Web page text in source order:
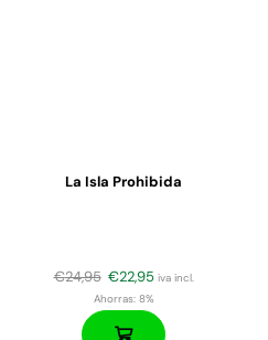
La Isla Prohibida
€24,95 €22,95 iva incl.
Ahorras:8%